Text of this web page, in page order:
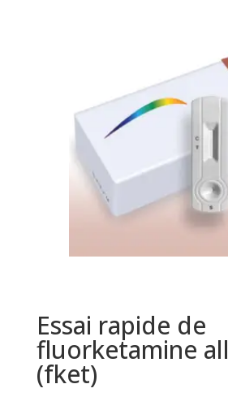
Essai rapide de
fluorketamine
(fket)